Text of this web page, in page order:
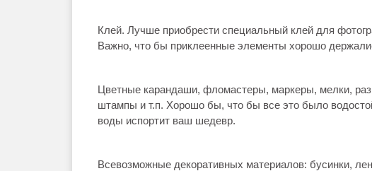
Клей. Лучше приобрести специальный клей для
Важно, что бы приклеенные элементы хорошо
Цветные карандаши, фломастеры, маркеры, мелки,
штампы и т.п. Хорошо бы, что бы все это было
воды испортит ваш шедевр.
Всевозможные декоративных материалов: бусинки,